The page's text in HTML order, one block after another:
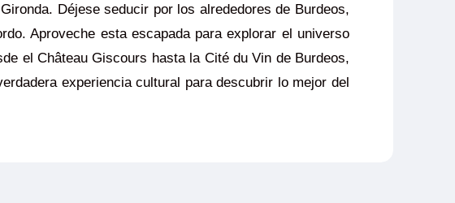
Déjese seducir por los alrededores de Burdeos,
Aproveche esta escapada para explorar el universo
el Château Giscours hasta la Cité du Vin de Burdeos,
experiencia cultural para descubrir lo mejor del